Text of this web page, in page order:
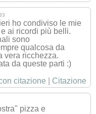
ho condiviso le mie
ai ricordi più belli.
sono
qualcosa da
vera ricchezza.
da queste parti :)
citazione Citazione
pizza e